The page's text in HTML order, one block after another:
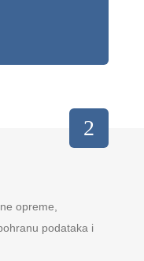
opreme,
podataka i